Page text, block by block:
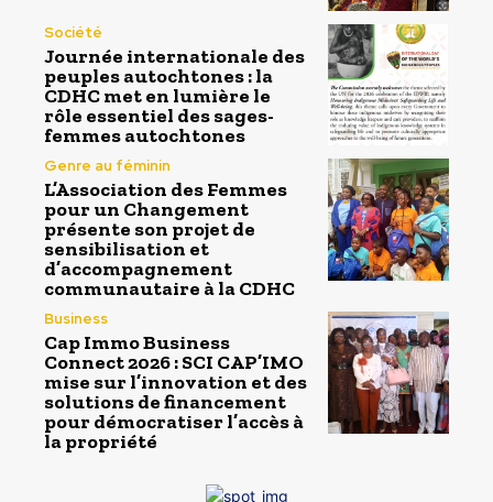
Société
Journée internationale des
peuples autochtones : la
CDHC met en lumière le
rôle essentiel des sages-
femmes autochtones
Genre au féminin
L’Association des Femmes
pour un Changement
présente son projet de
sensibilisation et
d’accompagnement
communautaire à la CDHC
Business
Cap Immo Business
Connect 2026 : SCI CAP’IMO
mise sur l’innovation et des
solutions de financement
pour démocratiser l’accès à
la propriété